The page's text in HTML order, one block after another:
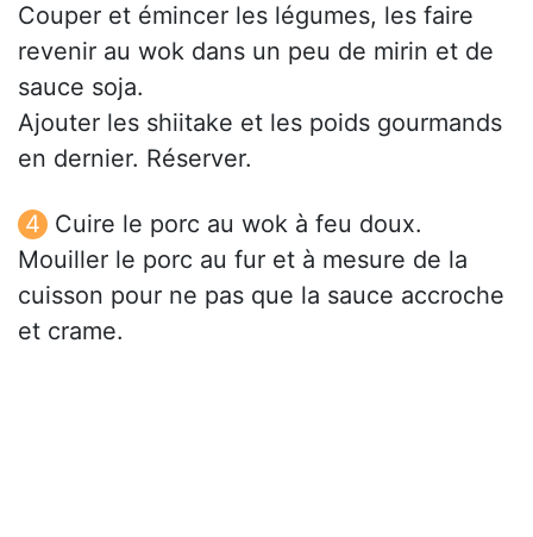
Couper et émincer les légumes, les faire
revenir au wok dans un peu de mirin et de
sauce soja.
Ajouter les shiitake et les poids gourmands
en dernier. Réserver.
Cuire le porc au wok à feu doux.
Mouiller le porc au fur et à mesure de la
cuisson pour ne pas que la sauce accroche
et crame.